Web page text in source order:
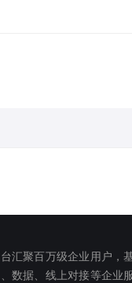
汇聚百万级企业用户，
数据、线上对接等企业